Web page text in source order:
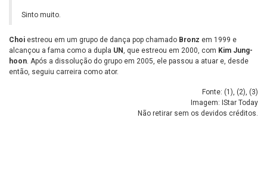
Sinto muito.
Choi estreou em um grupo de dança pop chamado Bronz em 1999 e
alcançou a fama como a dupla UN, que estreou em 2000, com Kim Jung-
hoon. Após a dissolução do grupo em 2005, ele passou a atuar e, desde
então, seguiu carreira como ator.
Fonte: (1 ), (2), (3)
Imagem: IStar Today
Não retirar sem os devidos créditos.